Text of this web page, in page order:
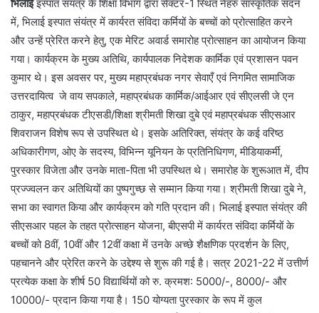
भिलाईइस्पात संयंत्र के शिक्षा विभाग द्वारा सेक्टर-1 स्थित नेहरु सांस्कृतिक सदन
में, भिलाई इस्पात संयंत्र में कार्यरत संविदा कर्मियों के बच्चों को प्रोत्साहित करने
और उन्हें प्रेरित करने हेतु, एक मेरिट अवार्ड समारोह प्रोत्साहन का आयोजन किया
गया। कार्यक्रम के मुख्य अतिथि, कार्यपालक निदेशक कार्मिक एवं प्रशासन पवन
कुमार थे। इस अवसर पर, मुख्य महाप्रबंधक नगर सेवाएँ एवं निगमित सामाजिक
उत्तरदायित्व जे वाय सपकाले, महाप्रबंधक कार्मिक/आईआर एवं सीएलसी जे एन
ठाकुर, महाप्रबंधक टीएसडी/शिक्षा श्रीमती शिखा दुबे एवं महाप्रबंधक सीएसआर
शिवराजन विशेष रूप से उपस्थित थे। इसके अतिरिक्त, संयंत्र के कई वरिष्ठ
अधिकारीगण, ओए के सदस्य, विभिन्न यूनियन के प्रतिनिधिगण, मीडियाकर्मी,
पुरस्कार विजेता और उनके माता-पिता भी उपस्थित थे। समारोह के शुरूआत में, दीप
प्रज्ज्वलन कर अतिथियों का पुष्पगुच्छ से सम्मान किया गया। श्रीमती शिखा दुबे ने,
सभा का स्वागत किया और कार्यक्रम को गति प्रदान की। भिलाई इस्पात संयंत्र की
सीएसआर पहल के तहत प्रोत्साहन योजना, बीएसपी में कार्यरत संविदा कर्मियों के
बच्चों को 8वीं, 10वीं और 12वीं कक्षा में उनके अच्छे शैक्षणिक प्रदर्शन के लिए,
पहचानने और प्रेरित करने के उद्देश्य से शुरू की गई है। सत्र 2021-22 में उत्तीर्ण
प्रत्येक कक्षा के शीर्ष 50 विद्यार्थियों को रु. क्रमश: 5000/-, 8000/- और
10000/- प्रदान किया गया है। 150 योग्यता पुरस्कार के रूप में कुल